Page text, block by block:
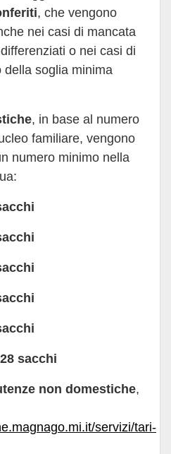
, che vengono
nei casi di mancata
o nei casi di
della soglia minima
, in base al numero
familiare, vengono
numero minimo nella
sacchi
non domestiche,
servizi/tari-